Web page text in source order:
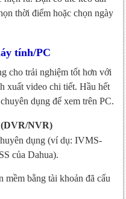
thời điểm hoặc chọn ngày
tính/PC
cho trải nghiệm tốt hơn với
xuất video chi tiết. Hầu hết
dụng để xem trên PC.
(DVR/NVR)
dụng (ví dụ: IVMS-
của Dahua).
mềm bằng tài khoản đã cấu